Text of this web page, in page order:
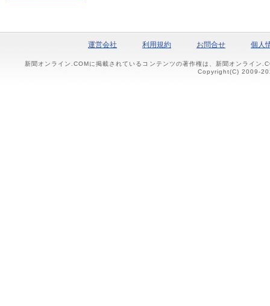
運営会社 利用規約 お問合せ 個人
新聞オンライン.COMに掲載されているコンテンツの著作権は、新聞オンライン
Copyright(C) 2009-